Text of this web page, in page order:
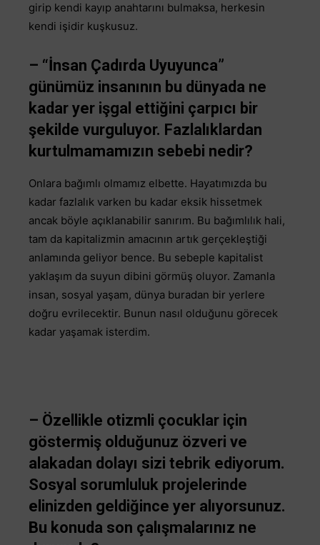
girip kendi kayıp anahtarını bulmaksa, herkesin
kendi işidir kuşkusuz.
– “İnsan Çadırda Uyuyunca”
günümüz insanının bu dünyada ne
kadar yer işgal ettiğini çarpıcı bir
şekilde vurguluyor. Fazlalıklardan
kurtulmamamızın sebebi nedir?
Onlara bağımlı olmamız elbette. Hayatımızda bu
kadar fazlalık varken bu kadar eksik hissetmek
ancak böyle açıklanabilir sanırım. Bu bağımlılık hali,
tam da kapitalizmin amacının artık gerçekleştiği
anlamında geliyor bence. Bu sebeple kapitalist
yaklaşım da suyun dibini görmüş oluyor. Zamanla
insan, sosyal yaşam, dünya buradan bir yerlere
doğru evrilecektir. Bunun nasıl olduğunu görecek
kadar yaşamak isterdim.
– Özellikle otizmli çocuklar için
göstermiş olduğunuz özveri ve
alakadan dolayı sizi tebrik ediyorum.
Sosyal sorumluluk projelerinde
elinizden geldiğince yer alıyorsunuz.
Bu konuda son çalışmalarınız ne